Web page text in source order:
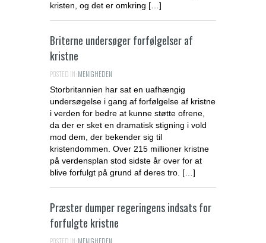
kristen, og det er omkring […]
Briterne undersøger forfølgelser af
kristne
POSTED IN:MENIGHEDEN
Storbritannien har sat en uafhængig
undersøgelse i gang af forfølgelse af kristne
i verden for bedre at kunne støtte ofrene,
da der er sket en dramatisk stigning i vold
mod dem, der bekender sig til
kristendommen. Over 215 millioner kristne
på verdensplan stod sidste år over for at
blive forfulgt på grund af deres tro. […]
Præster dumper regeringens indsats for
forfulgte kristne